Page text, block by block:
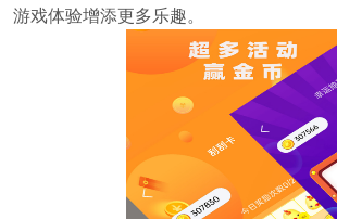
游戏体验增添更多乐趣。